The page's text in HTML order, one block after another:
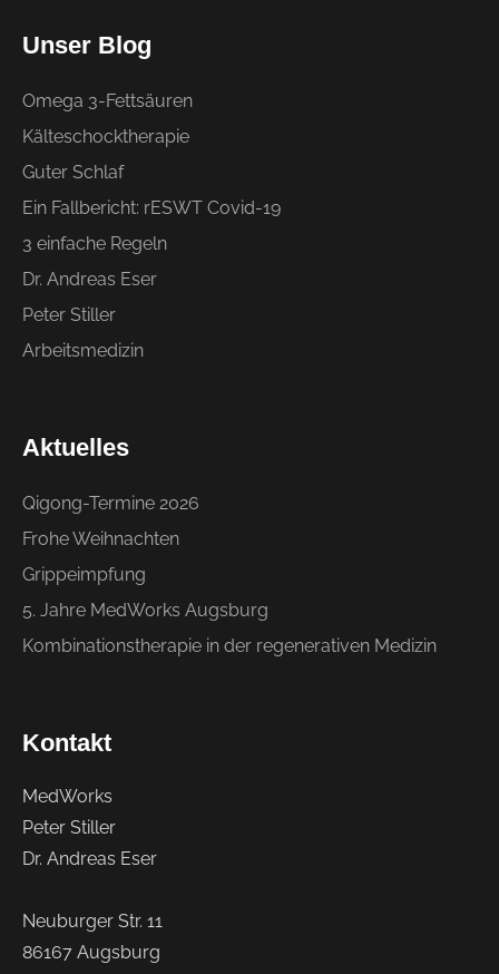
Unser Blog
Omega 3-Fettsäuren
Kälteschocktherapie
Guter Schlaf
Ein Fallbericht: rESWT Covid-19
3 einfache Regeln
Dr. Andreas Eser
Peter Stiller
Arbeitsmedizin
Aktuelles
Qigong-Termine 2026
Frohe Weihnachten
Grippeimpfung
5. Jahre MedWorks Augsburg
Kombinationstherapie in der regenerativen Medizin
Kontakt
MedWorks
Peter Stiller
Dr. Andreas Eser
Neuburger Str. 11
86167 Augsburg